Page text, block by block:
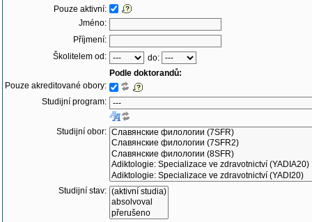
Pouze aktivní:
Jméno:
Příjmení:
Školitelem od:
do:
Podle doktorandů:
Pouze akreditované obory:
Studijní program:
Studijní obor:
Studijní stav: